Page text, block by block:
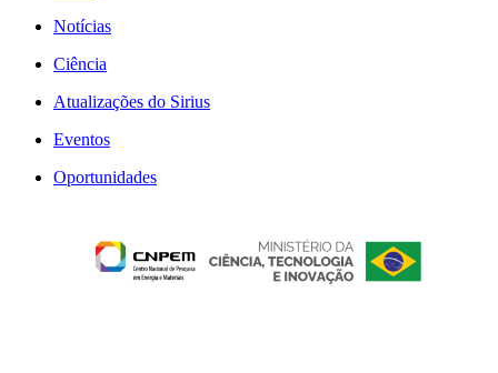
Notícias
Ciência
Atualizações do Sirius
Eventos
Oportunidades